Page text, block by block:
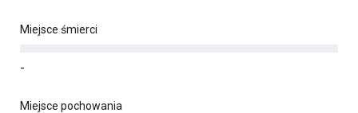
Miejsce śmierci
-
Miejsce pochowania